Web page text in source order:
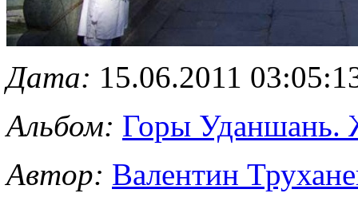
Дата: 15.06.2011
Альбом: Горы Уданшань.
Автор: Валентин